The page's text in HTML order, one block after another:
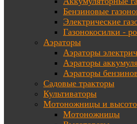
Бензиновые
Электрические
Газонокосилки -
Аэраторы
Аэраторы
Аэраторы
Аэраторы
Садовые тракторы
Культиваторы
Мотоножницы и
Мотоножницы